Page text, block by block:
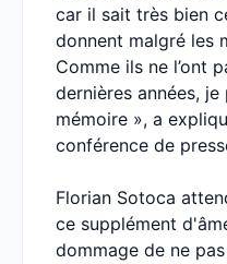
car il sait très bien
donnent malgré les
Comme ils ne l’ont
dernières années, je
mémoire », a
conférence de
Florian Sotoca
ce supplément
dommage de ne